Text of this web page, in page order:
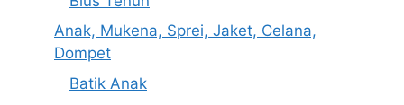
Anak, Mukena, Sprei, Jaket, Celana,
Dompet
Batik Anak